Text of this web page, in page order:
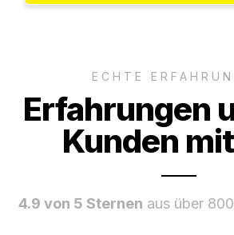
ECHTE
Erfahrungen
Kunden
4.9 von 5 Sternen aus über